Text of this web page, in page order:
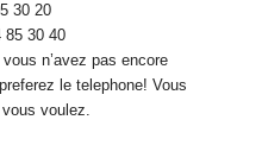
30 20
85 30 40
n’avez pas encore
le telephone! Vous
voulez.